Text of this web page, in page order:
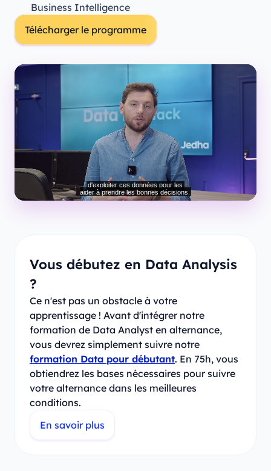
Business Intelligence
Télécharger le programme
Vous débutez en Data Analysis
?
Ce n'est pas un obstacle à votre
apprentissage ! Avant d'intégrer notre
formation de Data Analyst en alternance,
vous devrez simplement suivre notre
formation Data pour débutant. En 75h, vous
obtiendrez les bases nécessaires pour suivre
votre alternance dans les meilleures
conditions.
En savoir plus